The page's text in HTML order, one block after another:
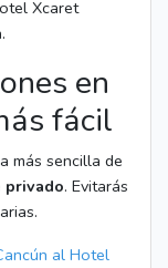
Xcaret
en
fácil
más sencilla de
privado. Evitarás
al Hotel